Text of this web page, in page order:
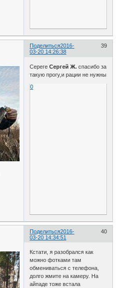
Поделиться 39
2016-
03-20 14:26:38
СерегеСергей Ж. спасибо за
такую прогу,и рации не нужны
0
Поделиться 40
2016-
03-20 14:34:51
Кстати, я разобрался как
можно фотками там
обмениваться с телефона,
долго жмите на камеру. На
айпаде тоже встала